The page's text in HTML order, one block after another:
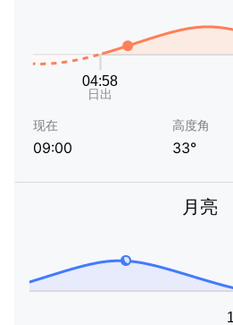
现在
09:00
高度角
33°
月亮